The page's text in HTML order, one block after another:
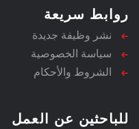
روابط سريعة
نشر وظيفة جديدة
سياسة الخصوصية
الشروط والأحكام
للباحثين عن العمل